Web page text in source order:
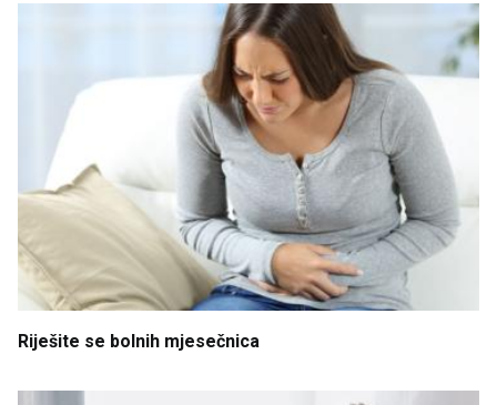
Riješite se bolnih mjesečnica